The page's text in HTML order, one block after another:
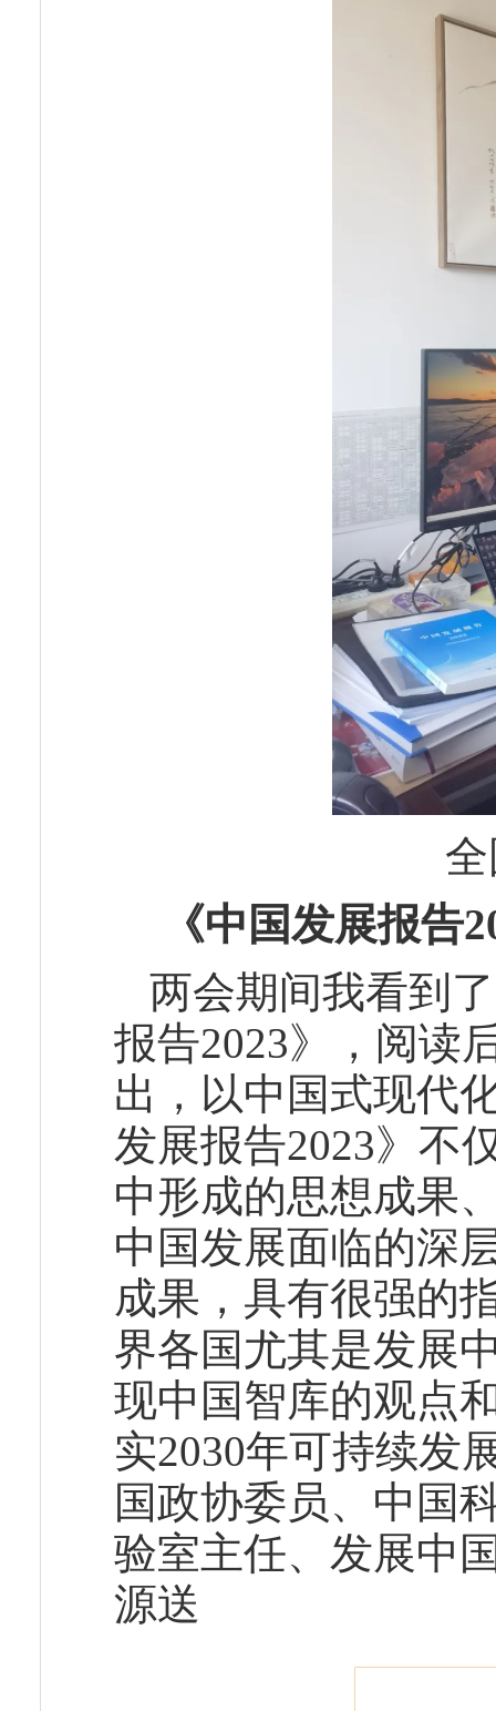
《中国发展报告
两会期间我看到
报告2023》，阅读
出，以中国式现代
发展报告2023》不
中形成的思想成果
中国发展面临的深
成果，具有很强的
界各国尤其是发展
现中国智库的观点
实2030年可持续
国政协委员、中国
验室主任、发展中
源送